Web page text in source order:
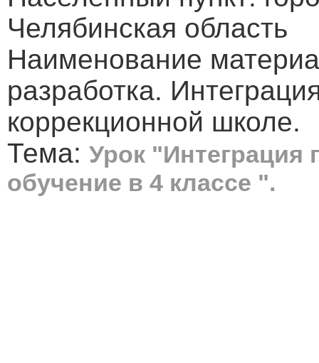
Челябинская область
Наименование
разработка.
коррекционной школе.
Тема: Урок "Интеграция
обучение в 4 классе ".